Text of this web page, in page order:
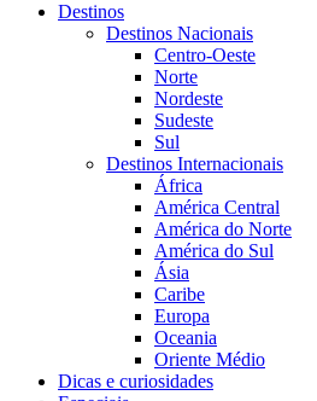
Destinos
Destinos Nacionais
Centro-Oeste
Norte
Nordeste
Sudeste
Sul
Destinos Internacionais
África
América Central
América do Norte
América do Sul
Ásia
Caribe
Europa
Oceania
Oriente Médio
Dicas e curiosidades